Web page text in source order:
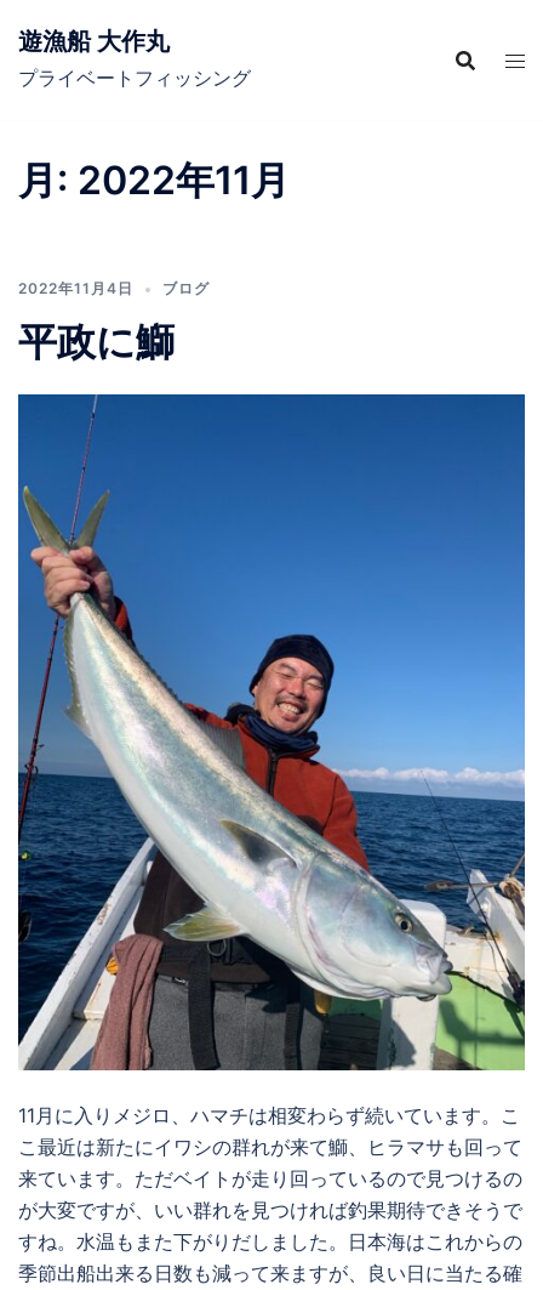
遊漁船 大作丸
プライベートフィッシング
月: 2022年11月
2022年11月4日 ブログ
平政に鰤
11月に入りメジロ、ハマチは相変わらず続いています。こ
こ最近は新たにイワシの群れが来て鰤、ヒラマサも回って
来ています。ただベイトが走り回っているので見つけるの
が大変ですが、いい群れを見つければ釣果期待できそうで
すね。水温もまた下がりだしました。日本海はこれからの
季節出船出来る日数も減って来ますが、良い日に当たる確